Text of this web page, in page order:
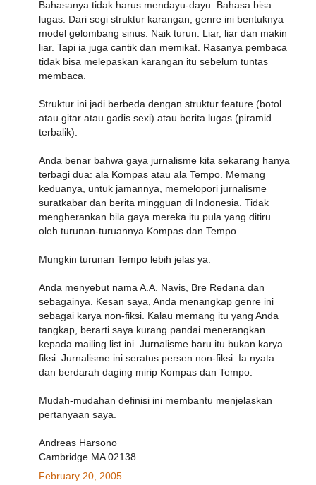
Bahasanya tidak harus mendayu-dayu. Bahasa bisa
lugas. Dari segi struktur karangan, genre ini bentuknya
model gelombang sinus. Naik turun. Liar, liar dan makin
liar. Tapi ia juga cantik dan memikat. Rasanya pembaca
tidak bisa melepaskan karangan itu sebelum tuntas
membaca.
Struktur ini jadi berbeda dengan struktur feature (botol
atau gitar atau gadis sexi) atau berita lugas (piramid
terbalik).
Anda benar bahwa gaya jurnalisme kita sekarang hanya
terbagi dua: ala Kompas atau ala Tempo. Memang
keduanya, untuk jamannya, memelopori jurnalisme
suratkabar dan berita mingguan di Indonesia. Tidak
mengherankan bila gaya mereka itu pula yang ditiru
oleh turunan-turuannya Kompas dan Tempo.
Mungkin turunan Tempo lebih jelas ya.
Anda menyebut nama A.A. Navis, Bre Redana dan
sebagainya. Kesan saya, Anda menangkap genre ini
sebagai karya non-fiksi. Kalau memang itu yang Anda
tangkap, berarti saya kurang pandai menerangkan
kepada mailing list ini. Jurnalisme baru itu bukan karya
fiksi. Jurnalisme ini seratus persen non-fiksi. Ia nyata
dan berdarah daging mirip Kompas dan Tempo.
Mudah-mudahan definisi ini membantu menjelaskan
pertanyaan saya.
Andreas Harsono
Cambridge MA 02138
February 20, 2005